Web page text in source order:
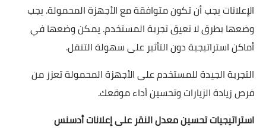
الإعلانات يجب أن تكون متوافقة مع الأجهزة المحمولة. يجب
وضعها بطرق لا تعيق تجربة المستخدم. يمكن وضعها في
أماكن استراتيجية دون التأثير على سهولة التنقل.
التجربة الجيدة للمستخدم على الأجهزة المحمولة تعزز من
فرص زيادة الزيارات وتحسين أداء موقعك.
استراتيجيات تحسين معدل النقر على إعلانات أدسنس